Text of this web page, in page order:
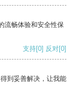
流畅体验和安全性保
支持[0] 反对[0]
到妥善解决，让我能